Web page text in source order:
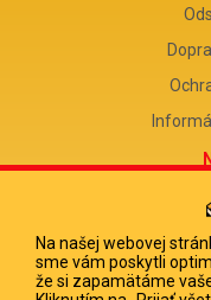
Na našej webovej
sme vám poskytli
že si zapamätáme